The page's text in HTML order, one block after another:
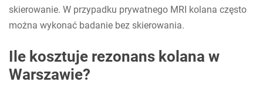
skierowanie. W przypadku prywatnego MRI kolana często
można wykonać badanie bez skierowania.
Ile kosztuje rezonans kolana w
Warszawie?